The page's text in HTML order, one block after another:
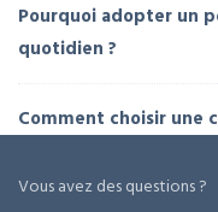
Pourquoi adopter un
quotidien ?
Comment choisir une
Vous avez des questions ?